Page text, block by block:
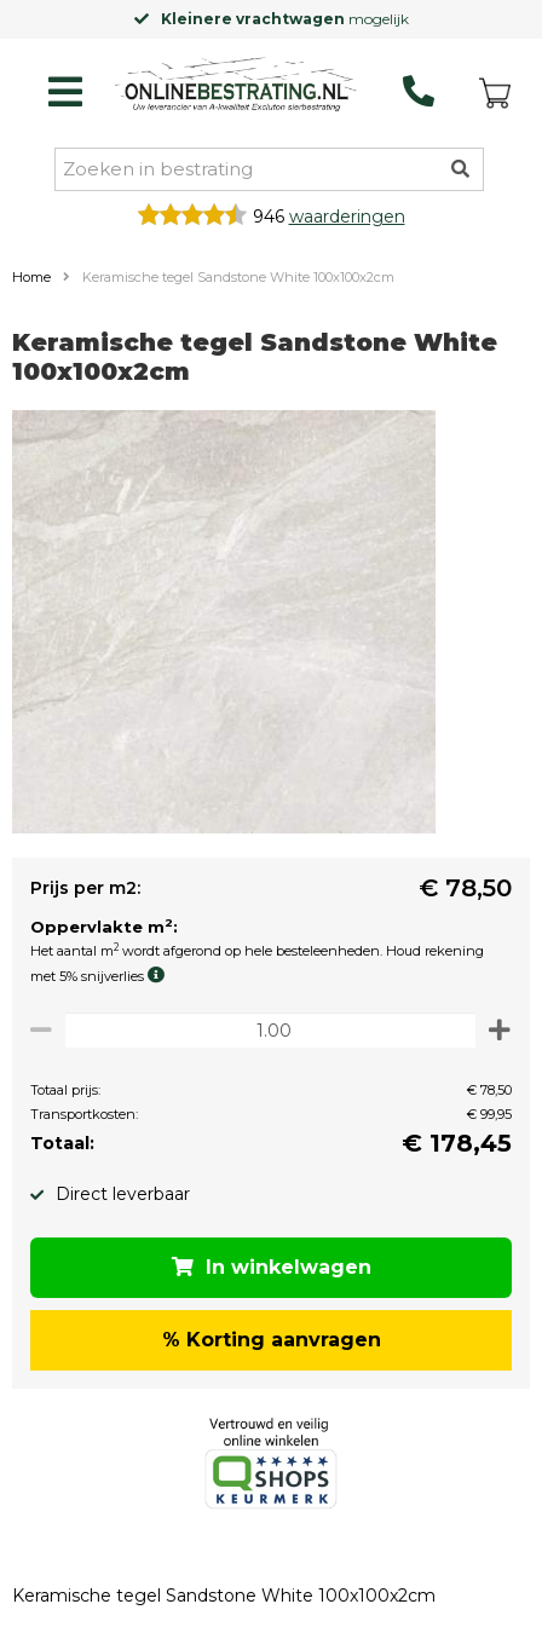
Kleinere vrachtwagen mogelijk
946 waarderingen
Home Keramische tegel Sandstone White 100x100x2cm
Keramische tegel Sandstone White
100x100x2cm
Prijs per m2: € 78,50
Oppervlakte m2:
Het aantal m2 wordt afgerond op hele besteleenheden. Houd rekening
met 5% snijverlies
Totaal prijs:
€ 78,50
Transportkosten:
€ 99,95
Totaal: € 178,45
Direct leverbaar
In winkelwagen
% Korting aanvragen
Keramische tegel Sandstone White 100x100x2cm